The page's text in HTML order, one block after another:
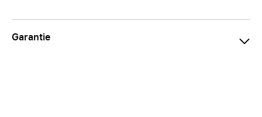
Garantie